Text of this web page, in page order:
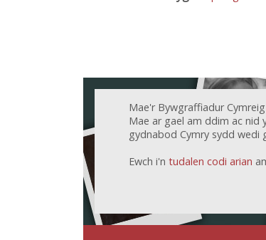
Mae'r Bywgraffiadur
Mae ar gael am ddim ac nid
gydnabod Cymry sydd wedi
Ewch i'n tudalen codi arian